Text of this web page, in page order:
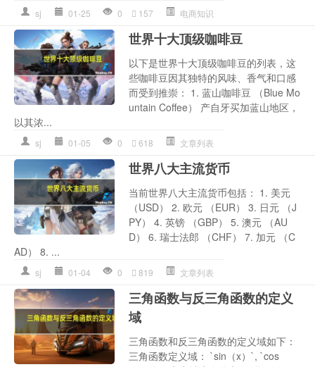
sj 01-25 0 157 电商知识
世界十大顶级咖啡豆
以下是世界十大顶级咖啡豆的列表，这
些咖啡豆因其独特的风味、香气和口感
而受到推崇： 1. 蓝山咖啡豆 （Blue Mo
untain Coffee） 产自牙买加蓝山地区，
以其浓...
sj 01-05 0 618 文章列表
世界八大主流货币
当前世界八大主流货币包括： 1. 美元
（USD） 2. 欧元 （EUR） 3. 日元 （J
PY） 4. 英镑 （GBP） 5. 澳元 （AU
D） 6. 瑞士法郎 （CHF） 7. 加元 （C
AD） 8. ...
sj 01-04 0 819 文章列表
三角函数与反三角函数的定义
域
三角函数和反三角函数的定义域如下：
三角函数定义域： `sin（x）`, `cos